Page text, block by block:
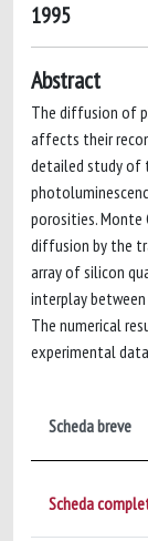
1995
Abstract
The diffusion of
affects their
detailed study of
porosities.
diffusion by the
array of silicon
interplay
The numerical
experimental
Scheda breve
Scheda